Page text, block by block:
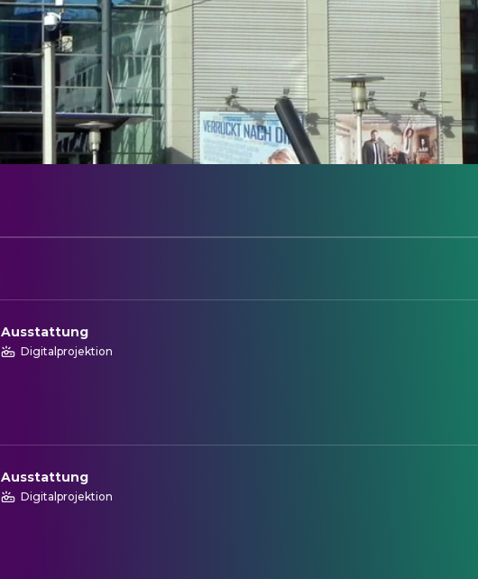
Ausstattung
Digitalprojektion
Ausstattung
Digitalprojektion